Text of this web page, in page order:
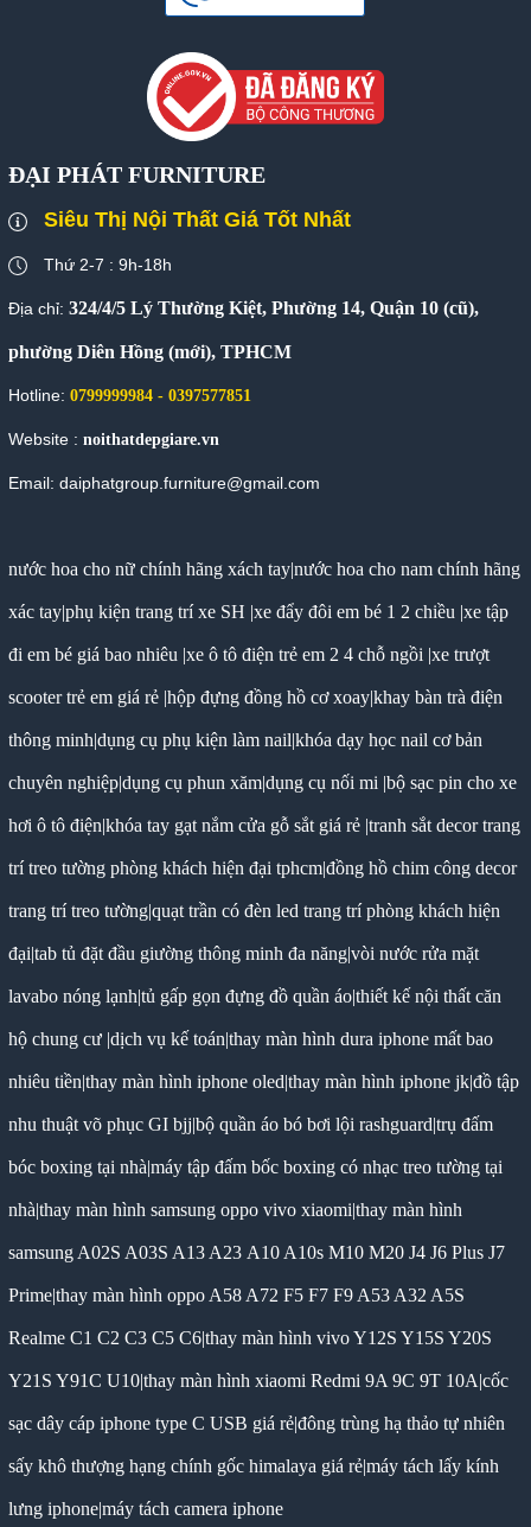
ĐẠI PHÁT FURNITURE
Siêu Thị Nội Thất Giá Tốt Nhất
Thứ 2-7 : 9h-18h
Địa chỉ: 324/4/5 Lý Thường Kiệt, Phường 14, Quận 10 (cũ),
phường Diên Hồng (mới), TPHCM
Hotline: 0799999984 - 0397577851
Website : noithatdepgiare.vn
Email: daiphatgroup.furniture@gmail.com
nước hoa cho nữ chính hãng xách tay|nước hoa cho nam chính hãng
xác tay|phụ kiện trang trí xe SH |xe đẩy đôi em bé 1 2 chiều |xe tập
đi em bé giá bao nhiêu |xe ô tô điện trẻ em 2 4 chỗ ngồi |xe trượt
scooter trẻ em giá rẻ|hộp đựng đồng hồ cơ xoay|khay bàn trà điện
thông minh|dụng cụ phụ kiện làm nail|khóa dạy học nail cơ bản
chuyên nghiệp|dụng cụ phun xăm|dụng cụ nối mi |bộ sạc pin cho xe
hơi ô tô điện|khóa tay gạt nắm cửa gỗ sắt giá rẻ|tranh sắt decor trang
trí treo tường phòng khách hiện đại tphcm|đồng hồ chim công decor
trang trí treo tường|quạt trần có đèn led trang trí phòng khách hiện
đại|tab tủ đặt đầu giường thông minh đa năng|vòi nước rửa mặt
lavabo nóng lạnh|tủ gấp gọn đựng đồ quần áo|thiết kế nội thất căn
hộ chung cư|dịch vụ kế toán|thay màn hình dura iphone mất bao
nhiêu tiền|thay màn hình iphone oled|thay màn hình iphone jk|đồ tập
nhu thuật võ phục GI bjj|bộ quần áo bó bơi lội rashguard|trụ đấm
bóc boxing tại nhà|máy tập đấm bốc boxing có nhạc treo tường tại
nhà|thay màn hình samsung oppo vivo xiaomi|thay màn hình
samsung A02S A03S A13 A23 A10 A10s M10 M20 J4 J6 Plus J7
Prime|thay màn hình oppo A58 A72 F5 F7 F9 A53 A32 A5S
Realme C1 C2 C3 C5 C6|thay màn hình vivo Y12S Y15S Y20S
Y21S Y91C U10|thay màn hình xiaomi Redmi 9A 9C 9T 10A|cốc
sạc dây cáp iphone type C USB giá rẻ|đông trùng hạ thảo tự nhiên
sấy khô thượng hạng chính gốc himalaya giá rẻ|máy tách lấy kính
lưng iphone|máy tách camera iphone